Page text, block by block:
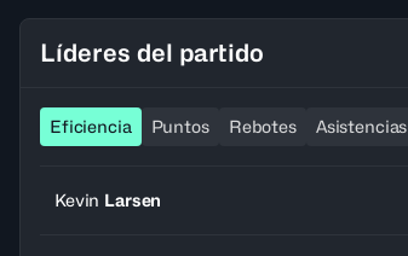
Líderes del partido
Eficiencia Puntos Rebotes Asistencias
Kevin Larsen